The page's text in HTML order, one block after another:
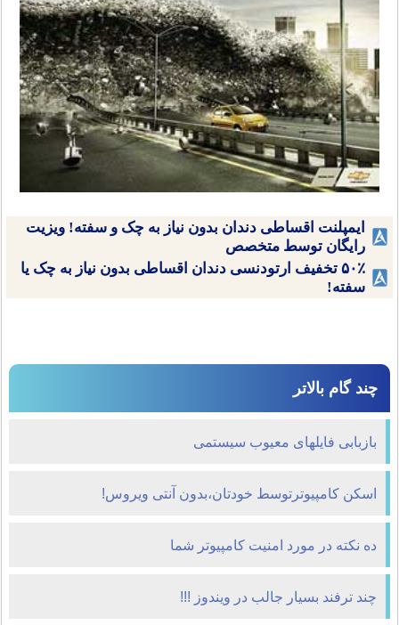
ایمپلنت اقساطی دندان بدون نیاز به چک و سفته! ویزیت
رایگان توسط متخصص
۵۰٪ تخفیف ارتودنسی دندان اقساطی بدون نیاز به چک یا
سفته!
چند گام بالاتر
بازبابی فايلهای معيوب سيستمی
اسکن کامپیوترتوسط خودتان،بدون آنتی ویروس!
ده نكته در مورد امنيت كامپيوتر شما
چند ترفند بسيار جالب در ويندوز !!!